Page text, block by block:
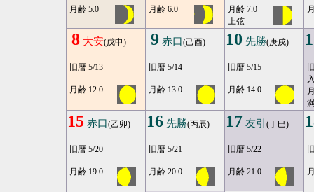
月齢 5.0 月齢 6.0
月齢 7.0
上弦
8 大安(戊申)
旧暦 5/13
月齢 12.0
9 赤口(己酉)
旧暦 5/14
月齢 13.0
10 先勝(庚戌)
旧暦 5/15
月齢 14.0
15 赤口(乙卯)
旧暦 5/20
月齢 19.0
16 先勝(丙辰)
旧暦 5/21
月齢 20.0
17 友引 (丁巳)
旧暦 5/22
月齢 21.0